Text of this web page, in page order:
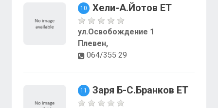
10 Хели-А.Йотов ЕТ
ул.Освобождение 1
Плевен,
064/355 29
11 Заря Б-С.Бранков ЕТ